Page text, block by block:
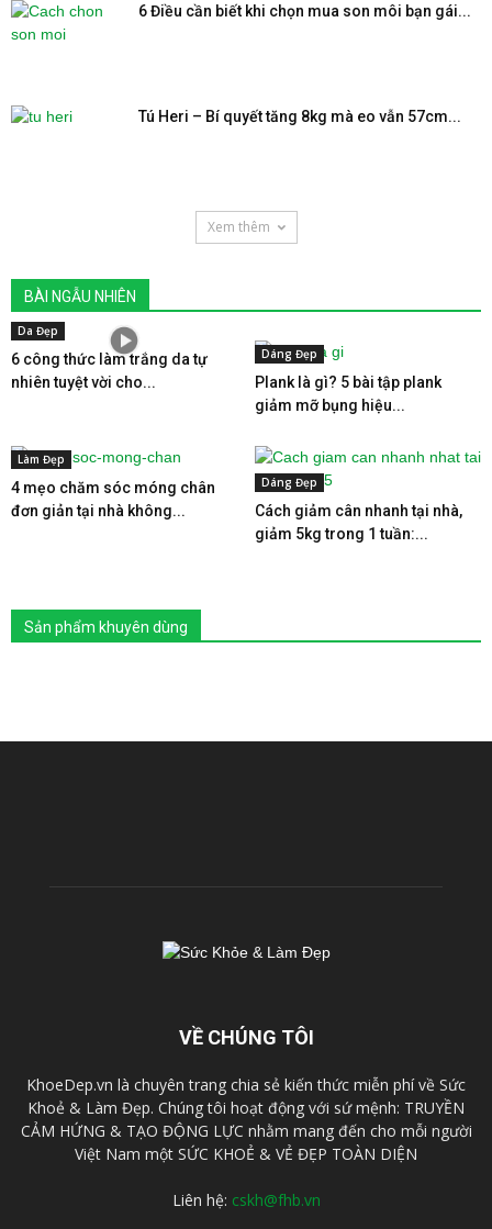
6 Điều cần biết khi chọn mua son môi bạn gái...
Tú Heri – Bí quyết tăng 8kg mà eo vẫn 57cm...
Xem thêm
BÀI NGẪU NHIÊN
Da Đẹp
6 công thức làm trắng da tự
nhiên tuyệt vời cho...
Dáng Đẹp
Plank là gì? 5 bài tập plank
giảm mỡ bụng hiệu...
Làm Đẹp
4 mẹo chăm sóc móng chân
đơn giản tại nhà không...
Dáng Đẹp
Cách giảm cân nhanh tại nhà,
giảm 5kg trong 1 tuần:...
Sản phẩm khuyên dùng
VỀ CHÚNG TÔI
KhoeDep.vn là chuyên trang chia sẻ kiến thức miễn phí về Sức
Khoẻ & Làm Đẹp. Chúng tôi hoạt động với sứ mệnh: TRUYỀN
CẢM HỨNG & TẠO ĐỘNG LỰC nhằm mang đến cho mỗi người
Việt Nam một SỨC KHOẺ & VẺ ĐẸP TOÀN DIỆN
Liên hệ: cskh@fhb.vn